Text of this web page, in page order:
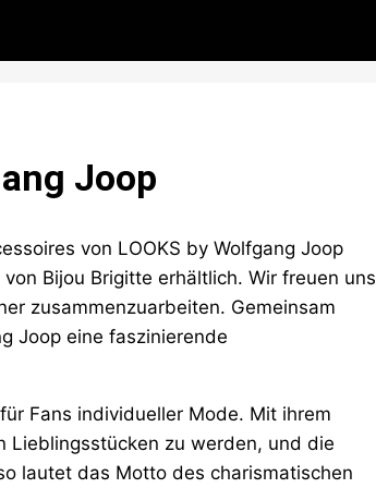
Joop
von LOOKS by Wolfgang Joop
Bijou Brigitte erhältlich. Wir freuen uns
zusammenzuarbeiten. Gemeinsam
Joop eine faszinierende
Fans individueller Mode. Mit ihrem
Lieblingsstücken zu werden, und die
lautet das Motto des charismatischen